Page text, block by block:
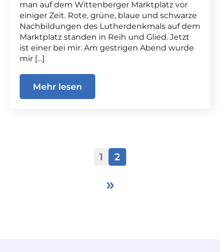
man auf dem Wittenberger Marktplatz vor
einiger Zeit. Rote, grüne, blaue und schwarze
Nachbildungen des Lutherdenkmals auf dem
Marktplatz standen in Reih und Glied. Jetzt
ist einer bei mir. Am gestrigen Abend wurde
mir […]
Mehr lesen
1 2
»